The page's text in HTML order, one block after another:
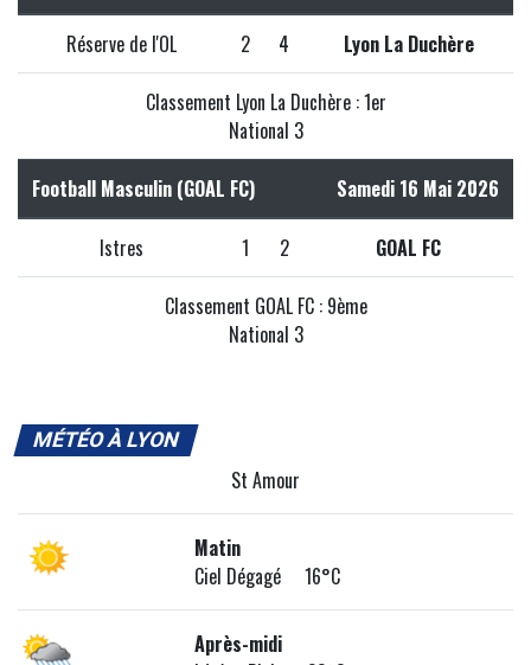
Réserve de l'OL 2 4 Lyon La Duchère
Classement Lyon La Duchère : 1er
National 3
Football Masculin (GOAL FC) Samedi 16 Mai 2026
Istres 1 2 GOAL FC
Classement GOAL FC : 9ème
National 3
MÉTÉO À LYON
St Amour
Matin
Ciel Dégagé 16°C
Après-midi